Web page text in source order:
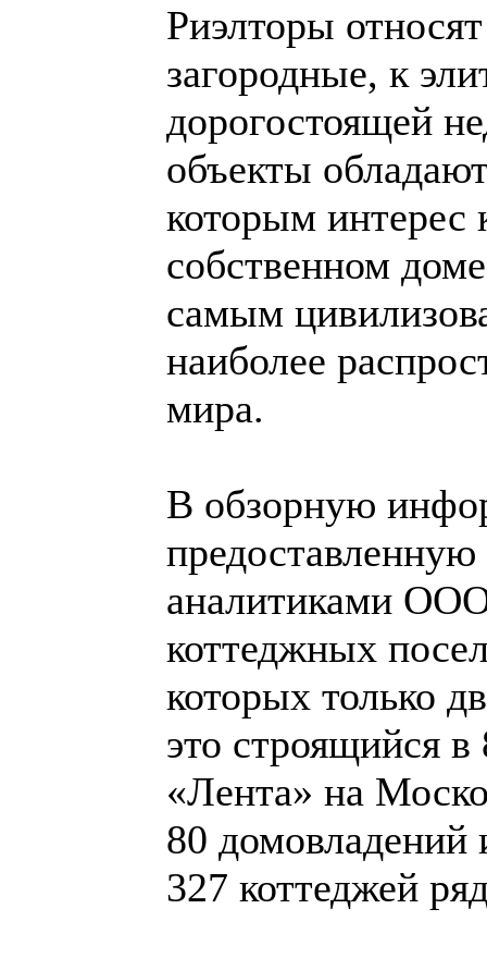
Риэлторы
загородные, к
дорогостоящей
объекты
которым интерес
собственном
самым
наиболее
мира.
В обзорную
аналитиками
коттеджных
которых только
это строящийся в
«Лента» на
80 домовладений
327 коттеджей